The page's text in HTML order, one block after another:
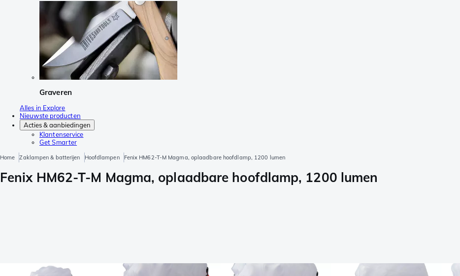
Graveren
Alles in Explore
Nieuwste producten
Acties & aanbiedingen
Klantenservice
Get Smarter
Home Zaklampen & batterijen Hoofdlampen Fenix HM62-T-M Magma, oplaadbare hoofdlamp, 1200 lumen
Fenix HM62-T-M Magma, oplaadbare hoofdlamp, 1200 lumen